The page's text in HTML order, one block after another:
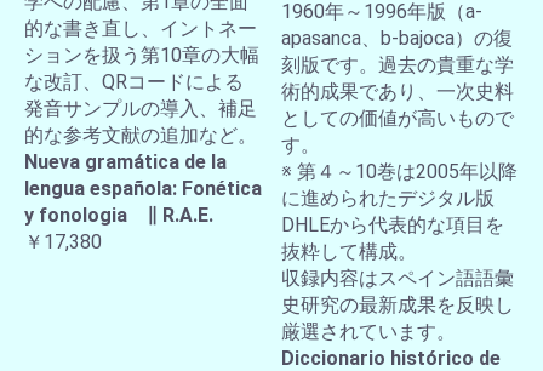
的な書き直し、イントネー
ションを扱う第10章の大幅
な改訂、QRコードによる
発音サンプルの導入、補足
的な参考文献の追加など。
Nueva gramática de la
lengua española: Fonética
y fonologia ∥ R.A.E.
￥17,380
1960年～1996年版（a-
apasanca、b-bajoca）の復
刻版です。過去の貴重な学
術的成果であり、一次史料
としての価値が高いもので
す。
※ 第４～10巻は2005年以降
に進められたデジタル版
DHLEから代表的な項目を
抜粋して構成。
収録内容はスペイン語語彙
史研究の最新成果を反映し
厳選されています。
Diccionario histórico de